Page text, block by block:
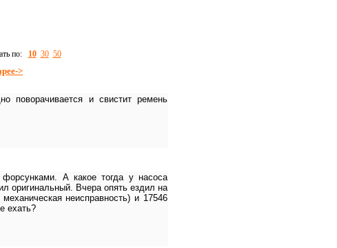
по: 10 30 50
>
поворачивается и свистит ремень
А какое тогда у насоса
оригинальный. Вчера опять ездил на
неисправность) и 17546
ехать?